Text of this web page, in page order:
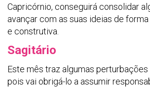
Capricórnio, conseguirá consolidar
avançar com as suas ideias de
e construtiva.
Sagitário
Este mês traz algumas perturbações
pois vai obrigá-lo a assumir